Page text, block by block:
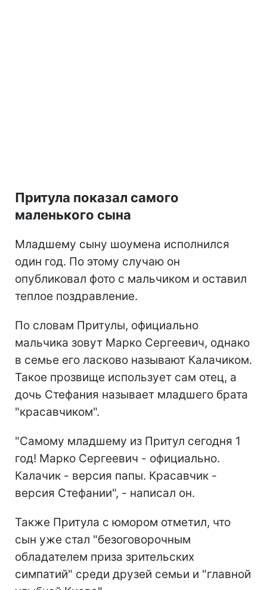
Притула показал самого
маленького сына
Младшему сыну шоумена исполнился
один год. По этому случаю он
опубликовал фото с мальчиком и оставил
теплое поздравление.
По словам Притулы, официально
мальчика зовут Марко Сергеевич, однако
в семье его ласково называют Калачиком.
Такое прозвище использует сам отец, а
дочь Стефания называет младшего брата
"красавчиком".
"Самому младшему из Притул сегодня 1
год! Марко Сергеевич - официально.
Калачик - версия папы. Красавчик -
версия Стефании", - написал он.
Также Притула с юмором отметил, что
сын уже стал "безоговорочным
обладателем приза зрительских
симпатий" среди друзей семьи и "главной